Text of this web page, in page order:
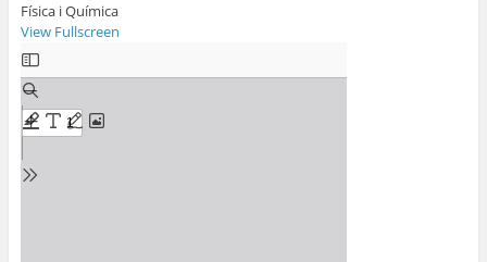
Física i Química
View Fullscreen